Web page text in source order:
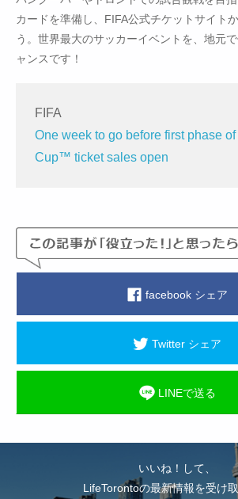
カードを準備し、FIFA公式チケットサイト
う。世界最大のサッカーイベントを、地元
ャンスです！
FIFA
One week to go before first phase of
Cup™ ticket sales open
facebook シェア
Twitter シェア
LINEで送る
いいね！して、
LifeTorontoの最新情報を受け取